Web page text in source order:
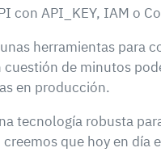
con API_KEY, IAM o
herramientas para
cuestión de minutos
en producción.
tecnología robusta
que hoy en